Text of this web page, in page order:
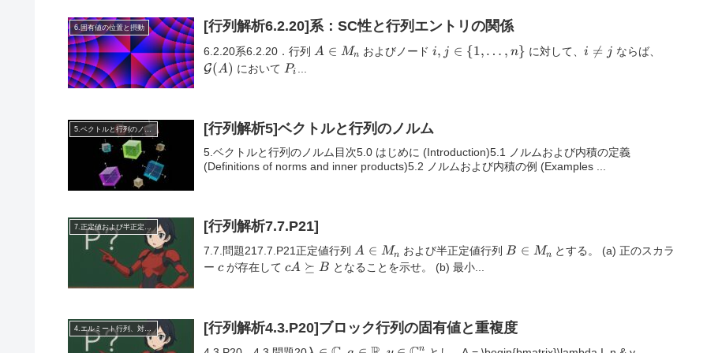
6.固有値の位置と摂動 [行列解析6.2.20]系：SC性と行列エントリの関係
6.2.20系6.2.20．行列 A
A ∈ Mn およびノード i, j \in
i, j ∈ {1,… , n} に対して、i
i 
= j ならば、
G(A) において P_i
Pi
5.ベクトルと行列のノルム [行列解析5]ベクトルと行列のノルム
5.ベクトルと行列のノルム目次5.0 はじめに (Introduction)5.1 ノルムおよび内積の定義
(Definitions of norms and inner products)5.2 ノルムおよび内積の例 (Examples ...
7.正定値および半正定値行列 [行列解析7.7.P21]
7.7.問題217.7.P21正定値行列A
\in
A ∈ Mn および半正定値行列 B
B ∈ Mn とする。 (a) 正のスカラ
ーc
cが存在してcA
cA ⪰ B となることを示せ。 (b) 最小...
[行列解析4.3.P20]ブロック行列の固有値と重複度
n